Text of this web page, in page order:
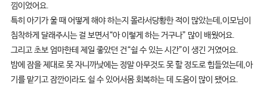
낌이었어요.
특히 아기가 울 때 어떻게 해야 하는지 몰라서당황한 적이 많았는데,이모님이
침착하게 달래주시는 걸 보면서“아 이렇게 하는 거구나” 많이 배웠어요.
그리고 초보 엄마한테 제일 좋았던 건“쉴 수 있는 시간”이 생긴 거였어요.
밤에 잠을 제대로 못 자니까낮에는 정말 아무것도 못 할 정도로 힘들었는데,아
기를 맡기고 잠깐이라도 쉴 수 있어서몸 회복하는 데 도움이 많이 됐어요.